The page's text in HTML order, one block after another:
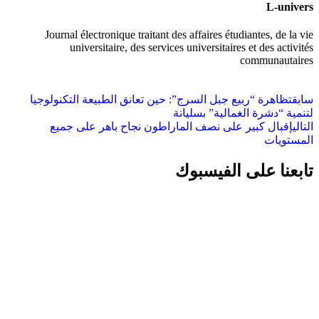
L-univers
Journal électronique traitant des affaires étudiantes, de la vie
universitaire, des services universitaires et des activités
communautaires
سابقتظاهرة “ربيع جبل السرج”: حين تعانق الطبيعة التكنولوجيا
لتنمية “دشرة الغمالية” بسليانة
التاليإقبال كبير على نصف الماراطون نجاح باهر على جميع
المستويات
تابعنا على الفيسبوك